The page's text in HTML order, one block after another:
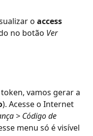
o access
no botão Ver
vamos gerar a
). Acesse o Internet
> Código de
menu só é visível